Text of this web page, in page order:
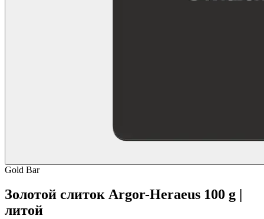
Gold Bar
Золотой слиток Argor-Heraeus 100 g |
литой